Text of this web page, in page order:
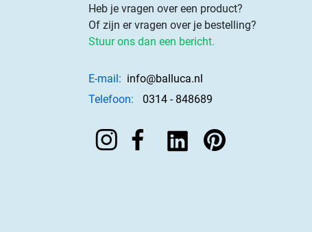
Heb je vragen over een product?
Of zijn er vragen over je bestelling?
Stuur ons dan een bericht.
E-mail: info@balluca.nl
Telefoon:
0314 - 848689